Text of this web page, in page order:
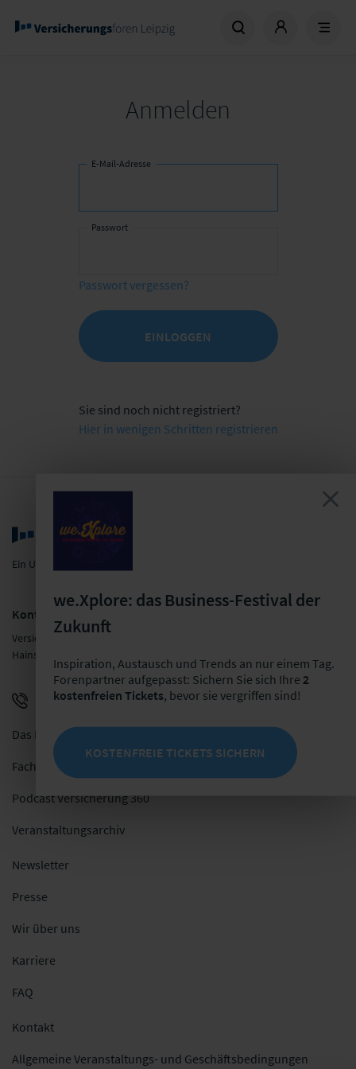
Anmelden
E-Mail-Adresse
Passwort
Passwort vergessen?
EINLOGGEN
Sie sind noch nicht registriert?
Hier in wenigen Schritten registrieren
we.Xplore: das Business-Festival der
Zukunft
Inspiration, Austausch und Trends an nur einem Tag.
Forenpartner aufgepasst: Sichern Sie sich Ihre 2
kostenfreien Tickets, bevor sie vergriffen sind!
KOSTENFREIE TICKETS SICHERN
Ein Unternehmen der LF Gruppe
Kontakt
Versicherungsforen Leipzig GmbH
Hainstraße 16, 04109 Leipzig
+49 341 98988-0 E-Mail schreiben
Das Netzwerk
Fachblog
Podcast Versicherung 360
Veranstaltungsarchiv
Newsletter
Presse
Wir über uns
Karriere
FAQ
Kontakt
Allgemeine Veranstaltungs- und Geschäftsbedingungen